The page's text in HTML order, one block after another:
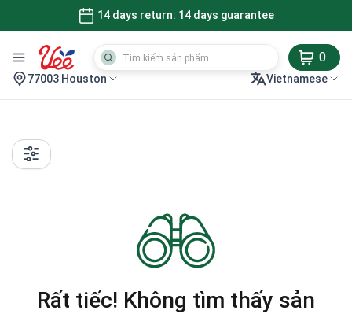
14 days return: 14 days guarantee
0
77003 Houston Vietnamese
Rất tiếc! Không tìm thấy sản